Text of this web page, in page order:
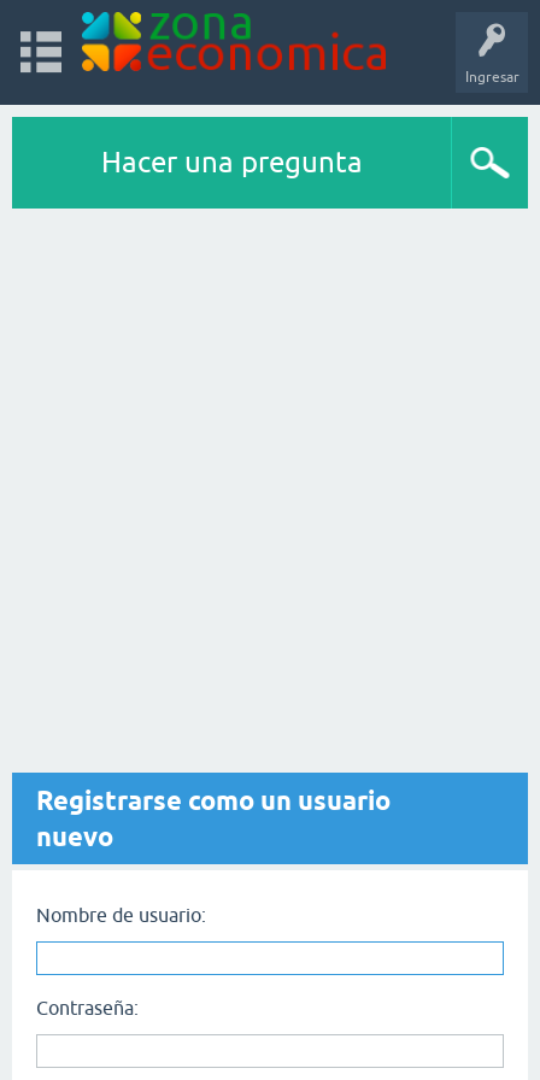
Ingresar
Hacer una pregunta
Registrarse como un usuario
nuevo
Nombre de usuario:
Contraseña: